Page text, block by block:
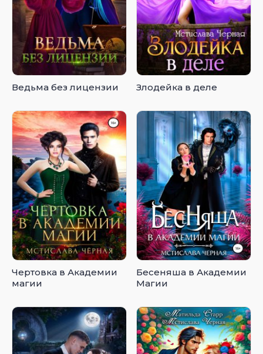
Ведьма без лицензии Злодейка в деле
Чертовка в Академии
магии
Бесеняша в Академии
Магии